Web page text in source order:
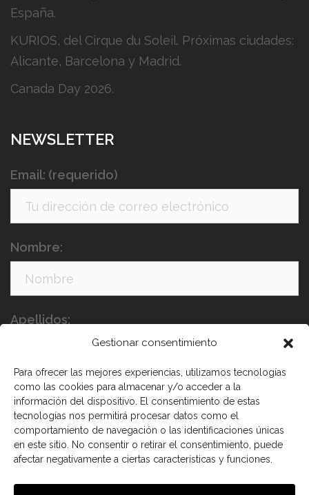
Gestionar consentimiento
Para ofrecer las mejores experiencias, utilizamos tecnologías
como las cookies para almacenar y/o acceder a la
información del dispositivo. El consentimiento de estas
tecnologías nos permitirá procesar datos como el
comportamiento de navegación o las identificaciones únicas
en este sitio. No consentir o retirar el consentimiento, puede
afectar negativamente a ciertas características y funciones.
España.
KURIOS, del Cirque du Soleil. Próximas ciudades:
Alicante, Barcelona y Madrid.
Canada Day 2026.
NEWSLETTER
Email: (requerido)
Nombre:
Apellidos:
He leído y acepto los términos y condiciones